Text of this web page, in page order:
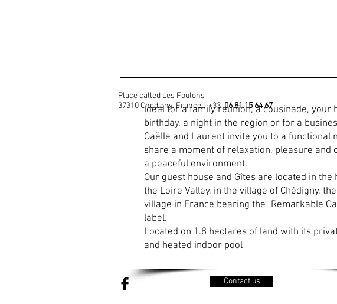
Place called Les Foulons
37310 Chedigny, France | +3306 81 15 64 67
Ideal for a family reunion, a cousinade, your
birthday, a night in the region or for a
Gaëlle and Laurent invite you to a functional
share a moment of relaxation, pleasure and
a peaceful environment.
Our guest house and Gîtes are located in the
the Loire Valley, in the village of Chédigny,
village in France bearing the "Remarkable
label.
Located on 1.8 hectares of land with its
and heated indoor pool
Contact us